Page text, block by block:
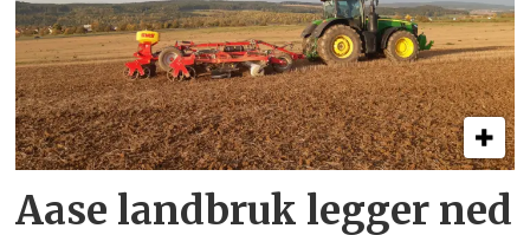
Aase landbruk legger ned